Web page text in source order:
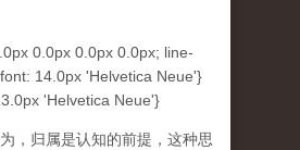
0.0px 0.0px 0.0px; line-
14.0px 'Helvetica Neue'}
'Helvetica Neue'}
，归属是认知的前提，这种思